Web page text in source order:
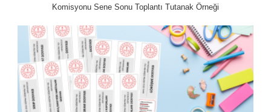
Komisyonu Sene Sonu Toplantı Tutanak Örneği